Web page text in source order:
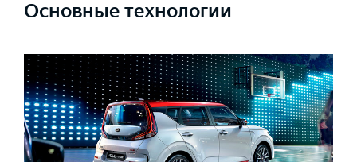
Основные технологии